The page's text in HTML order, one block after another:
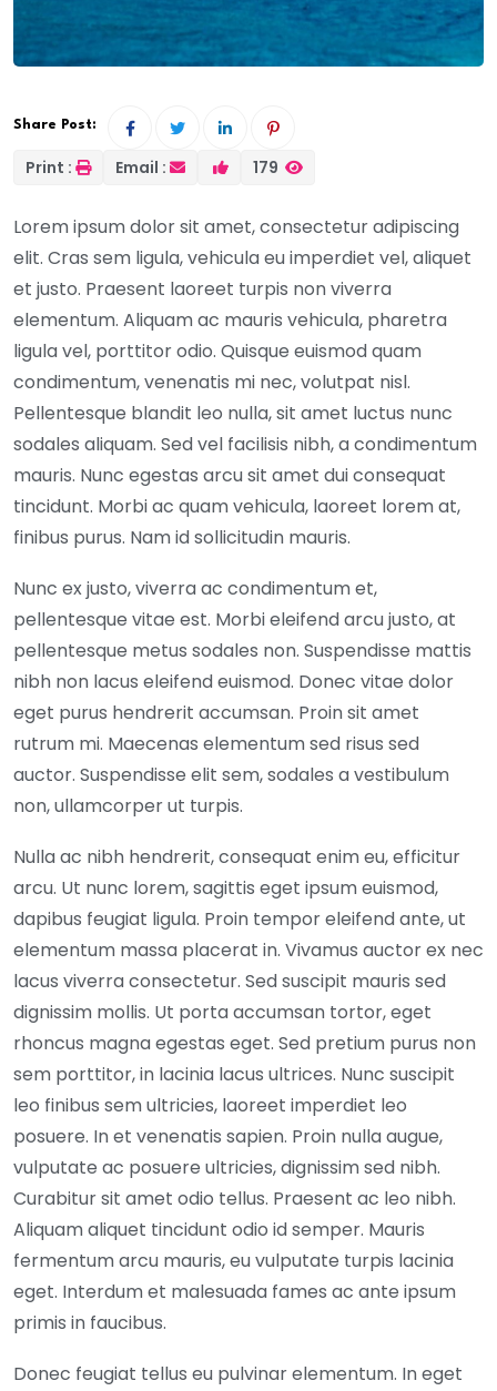
Share Post:
Print : Email : 179
Lorem ipsum dolor sit amet, consectetur adipiscing
elit. Cras sem ligula, vehicula eu imperdiet vel, aliquet
et justo. Praesent laoreet turpis non viverra
elementum. Aliquam ac mauris vehicula, pharetra
ligula vel, porttitor odio. Quisque euismod quam
condimentum, venenatis mi nec, volutpat nisl.
Pellentesque blandit leo nulla, sit amet luctus nunc
sodales aliquam. Sed vel facilisis nibh, a condimentum
mauris. Nunc egestas arcu sit amet dui consequat
tincidunt. Morbi ac quam vehicula, laoreet lorem at,
finibus purus. Nam id sollicitudin mauris.
Nunc ex justo, viverra ac condimentum et,
pellentesque vitae est. Morbi eleifend arcu justo, at
pellentesque metus sodales non. Suspendisse mattis
nibh non lacus eleifend euismod. Donec vitae dolor
eget purus hendrerit accumsan. Proin sit amet
rutrum mi. Maecenas elementum sed risus sed
auctor. Suspendisse elit sem, sodales a vestibulum
non, ullamcorper ut turpis.
Nulla ac nibh hendrerit, consequat enim eu, efficitur
arcu. Ut nunc lorem, sagittis eget ipsum euismod,
dapibus feugiat ligula. Proin tempor eleifend ante, ut
elementum massa placerat in. Vivamus auctor ex nec
lacus viverra consectetur. Sed suscipit mauris sed
dignissim mollis. Ut porta accumsan tortor, eget
rhoncus magna egestas eget. Sed pretium purus non
sem porttitor, in lacinia lacus ultrices. Nunc suscipit
leo finibus sem ultricies, laoreet imperdiet leo
posuere. In et venenatis sapien. Proin nulla augue,
vulputate ac posuere ultricies, dignissim sed nibh.
Curabitur sit amet odio tellus. Praesent ac leo nibh.
Aliquam aliquet tincidunt odio id semper. Mauris
fermentum arcu mauris, eu vulputate turpis lacinia
eget. Interdum et malesuada fames ac ante ipsum
primis in faucibus.
Donec feugiat tellus eu pulvinar elementum. In eget